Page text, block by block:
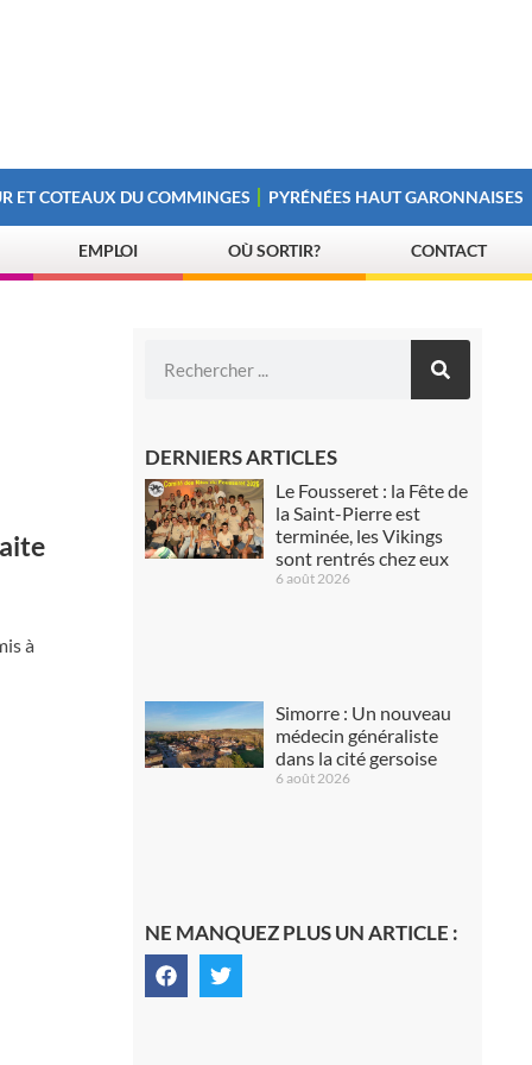
ET COTEAUX DU COMMINGES PYRÉNÉES HAUT GARONNAISES
EMPLOI OÙ SORTIR? CONTACT
à
DERNIERS ARTICLES
Le Fousseret : la Fête de
la Saint-Pierre est
terminée, les Vikings
sont rentrés chez eux
6 août 2026
Simorre : Un nouveau
médecin généraliste
dans la cité gersoise
6 août 2026
NE MANQUEZ PLUS UN ARTICLE :